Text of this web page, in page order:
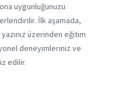
uygunluğunuzu
İlk aşamada,
üzerinden eğitim
deneyimleriniz ve
edilir.